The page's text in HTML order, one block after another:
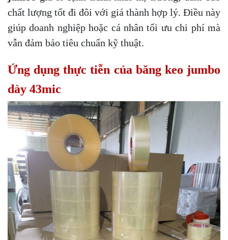
chất lượng tốt đi đôi với giá thành hợp lý. Điều này
giúp doanh nghiệp hoặc cá nhân tối ưu chi phí mà
vẫn đảm bảo tiêu chuẩn kỹ thuật.
Ứng dụng thực tiễn của băng keo jumbo
dày 43mic